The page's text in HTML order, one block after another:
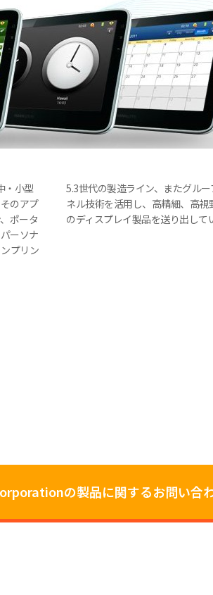
・小型
のアプ
ポータ
ーソナ
プリン
5.3世代の製造ライン、またグル
ネル技術を活用し、高精細、高
のディスプレイ製品を送り出して
の製品に関するお問い合